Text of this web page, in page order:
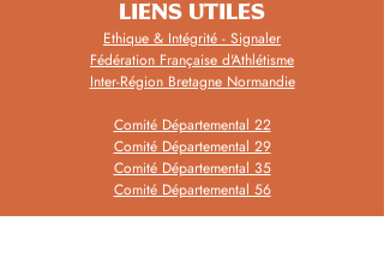
LIENS UTILES
Ethique & Intégrité - Signaler
Fédération Française d'Athlétisme
Inter-Région Bretagne Normandie
Comité Départemental 22
Comité Départemental 29
Comité Départemental 35
Comité Départemental 56